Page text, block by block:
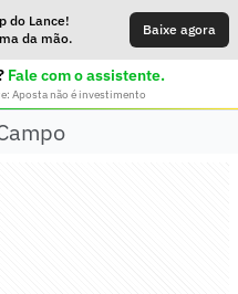
do Lance!
da mão.
Baixe agora
Fale com o assistente.
Aposta não é investimento